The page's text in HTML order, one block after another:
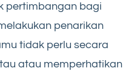
pertimbangan bagi
penarikan
tidak perlu secara
atau memperhatikan